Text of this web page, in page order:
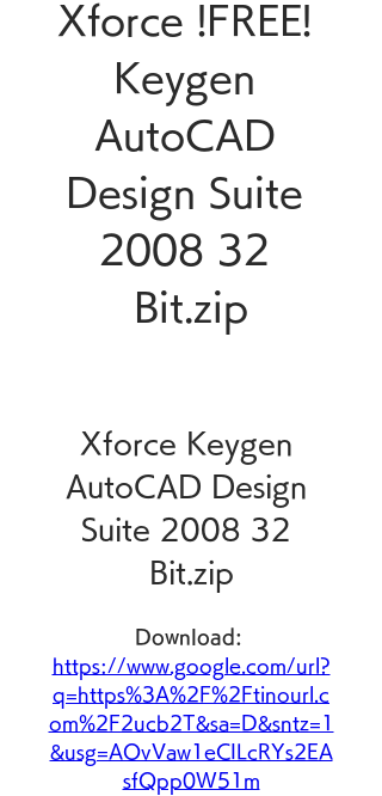
Xforce !FREE!
Keygen
AutoCAD
Design Suite
2008 32
Bit.zip
Xforce Keygen
AutoCAD Design
Suite 2008 32
Bit.zip
https://www.google.com/url?
q=https%3A%2F%2Ftinourl.c
om%2F2ucb2T&sa=D&sntz=1
&usg=AOvVaw1eCILcRYs2EA
sfQpp0W51m